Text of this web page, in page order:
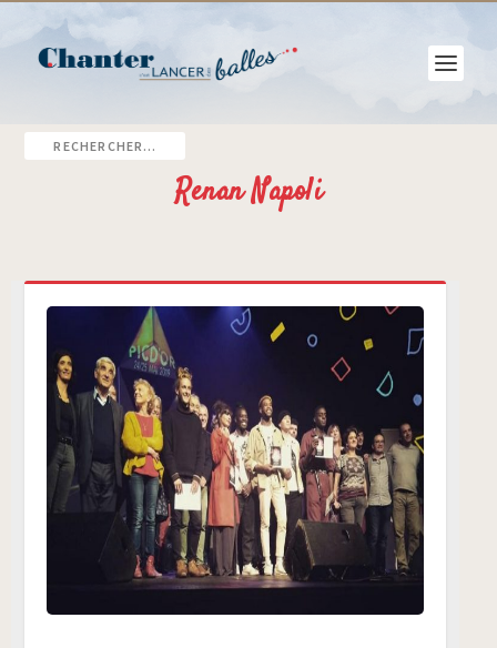
Renan Napoli